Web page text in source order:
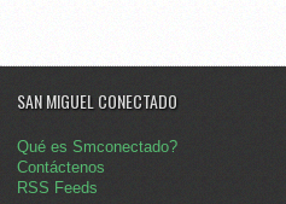
SAN MIGUEL CONECTADO
Qué es Smconectado?
Contáctenos
RSS Feeds